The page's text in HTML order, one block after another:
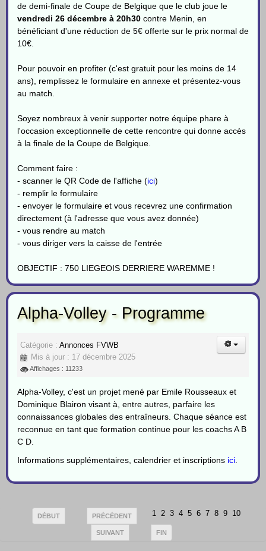
de demi-finale de Coupe de Belgique que le club joue le
vendredi 26 décembre à 20h30 contre Menin, en
bénéficiant d'une réduction de 5€ offerte sur le prix normal de
10€.
Pour pouvoir en profiter (c'est gratuit pour les moins de 14
ans), remplissez le formulaire en annexe et présentez-vous
au match.
Soyez nombreux à venir supporter notre équipe phare à
l'occasion exceptionnelle de cette rencontre qui donne accès
à la finale de la Coupe de Belgique.
Comment faire :
- scanner le QR Code de l'affiche (ici)
- remplir le formulaire
- envoyer le formulaire et vous recevrez une confirmation
directement (à l'adresse que vous avez donnée)
- vous rendre au match
- vous diriger vers la caisse de l'entrée
OBJECTIF : 750 LIEGEOIS DERRIERE WAREMME !
Alpha-Volley - Programme
Catégorie : Annonces FVWB
Mis à jour : 17 décembre 2025
Affichages : 11233
Alpha-Volley, c'est un projet mené par Emile Rousseaux et
Dominique Blairon visant à, entre autres, parfaire les
connaissances globales des entraîneurs. Chaque séance est
reconnue en tant que formation continue pour les coachs A B
C D.
Informations supplémentaires, calendrier et inscriptions ici.
DÉBUT PRÉCÉDENT 1 2 3 4 5 6 7 8 9 10
SUIVANT FIN